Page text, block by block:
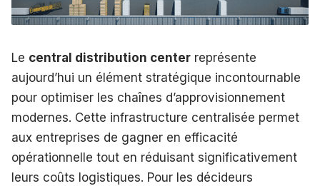
Le central distribution center représente
aujourd’hui un élément stratégique incontournable
pour optimiser les chaînes d’approvisionnement
modernes. Cette infrastructure centralisée permet
aux entreprises de gagner en efficacité
opérationnelle tout en réduisant significativement
leurs coûts logistiques. Pour les décideurs